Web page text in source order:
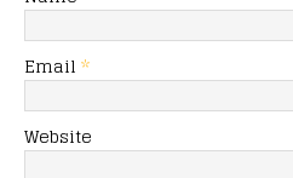
Email *
Website